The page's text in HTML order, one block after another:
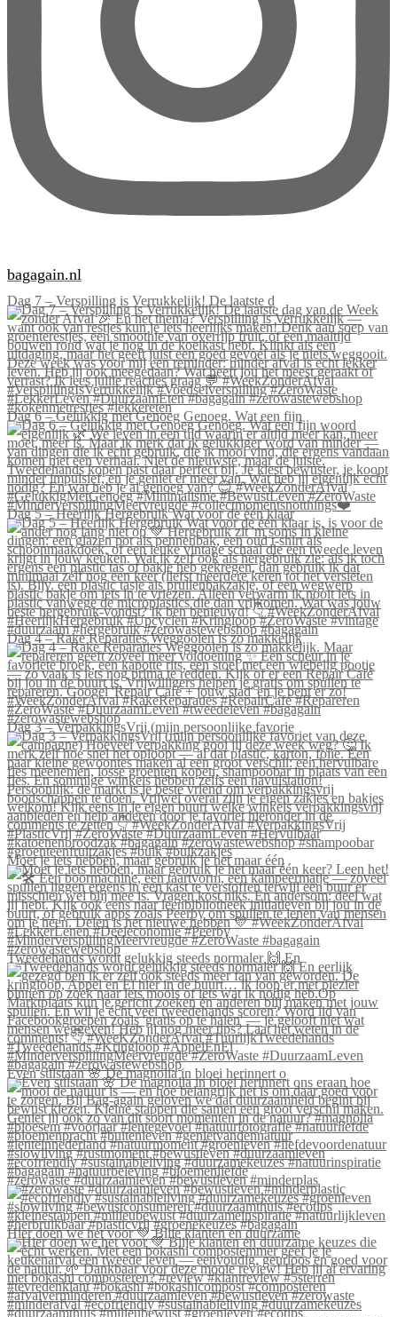
bagagain.nl
Dag 7 – Verspilling is Verrukkelijk! De laatste d
Dag 6 – Gelukkig met Genoeg Genoeg. Wat een fijn
Dag 5 – Heerlijk Hergebruik Wat voor de één klaar
Dag 4 – Rake Reparaties Weggooien is zo makkelijk
Dag 3 – VerpakkingsVrij (mijn persoonlijke favorie
Moet je iets hebben, maar gebruik je het maar één
Tweedehands wordt gelukkig steeds normaler 🙌 En
Even stilstaan 🌸 De magnolia in bloei herinnert o
#zerowaste #duurzaamleven #bewustleven #minderplas
Hier doen we het voor 💚 Blije klanten én duurzame